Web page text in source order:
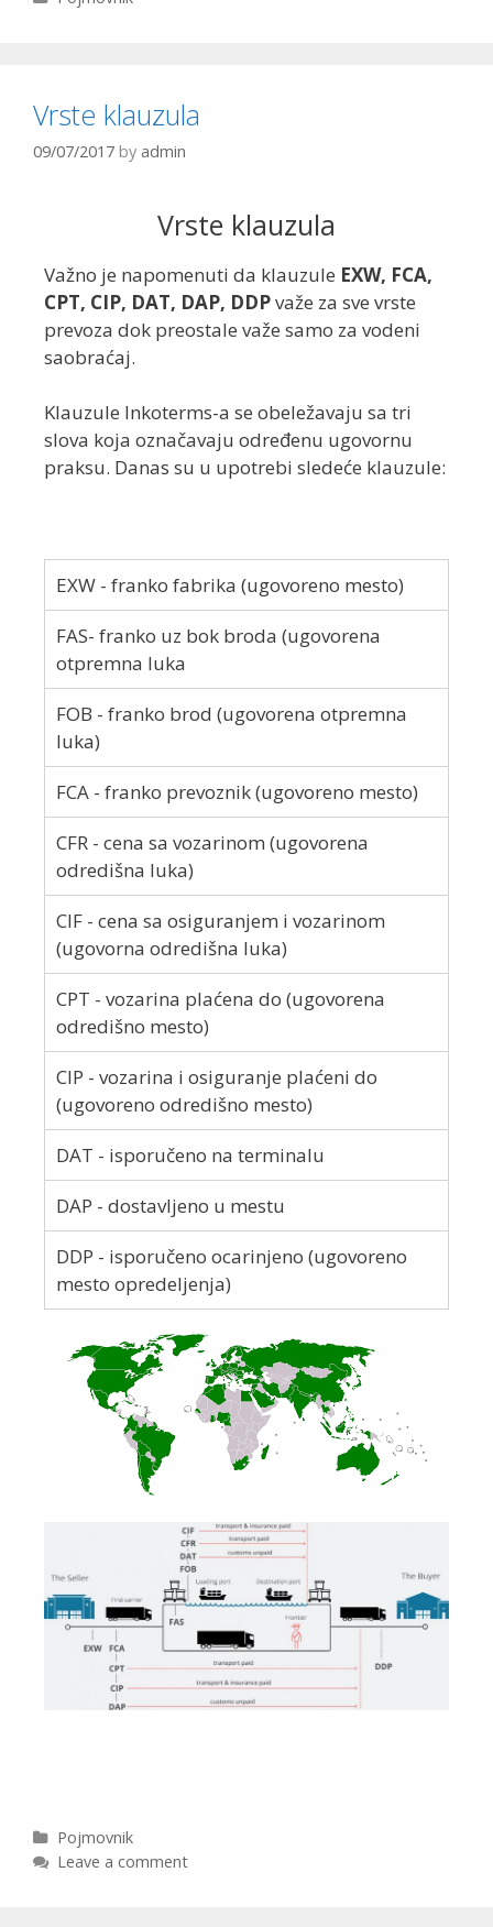
Vrste klauzula
09/07/2017 by admin
Vrste klauzula
Važno je napomenuti da klauzule EXW, FCA,
CPT, CIP, DAT, DAP, DDPvaže za sve vrste
prevoza dok preostale važe samo za vodeni
saobraćaj.
Klauzule Inkoterms-a se obeležavaju sa tri
slova koja označavaju određenu ugovornu
praksu. Danas su u upotrebi sledeće klauzule:
EXW - franko fabrika (ugovoreno mesto)
FAS- franko uz bok broda (ugovorena
otpremna luka
FOB - franko brod (ugovorena otpremna
luka)
FCA - franko prevoznik (ugovoreno mesto)
CFR - cena sa vozarinom (ugovorena
odredišna luka)
CIF - cena sa osiguranjem i vozarinom
(ugovorna odredišna luka)
CPT - vozarina plaćena do (ugovorena
odredišno mesto)
CIP - vozarina i osiguranje plaćeni do
(ugovoreno odredišno mesto)
DAT - isporučeno na terminalu
DAP - dostavljeno u mestu
DDP - isporučeno ocarinjeno (ugovoreno
mesto opredeljenja)
Pojmovnik
Leave a comment